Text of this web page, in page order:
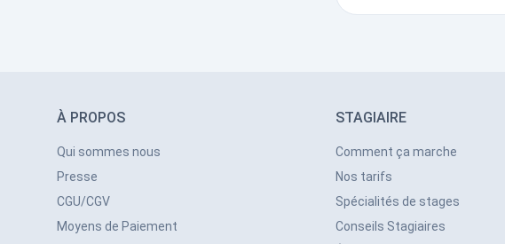
À PROPOS
Qui sommes nous
Presse
CGU/CGV
Moyens de Paiement
STAGIAIRE
Comment ça marche
Nos tarifs
Spécialités de stages
Conseils Stagiaires